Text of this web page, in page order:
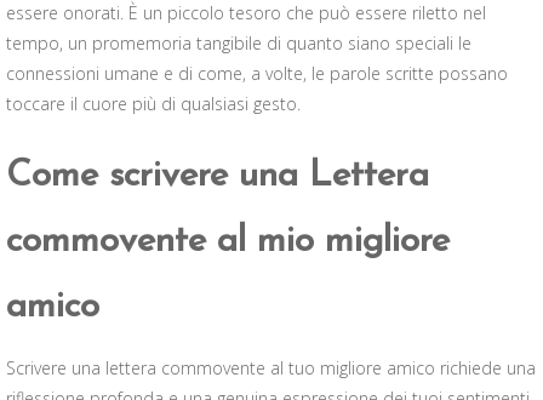
essere onorati. È un piccolo tesoro che può essere riletto nel
tempo, un promemoria tangibile di quanto siano speciali le
connessioni umane e di come, a volte, le parole scritte possano
toccare il cuore più di qualsiasi gesto.
Come scrivere una Lettera
commovente al mio migliore
amico
Scrivere una lettera commovente al tuo migliore amico richiede una